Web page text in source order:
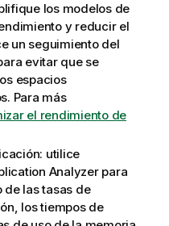
los modelos de
y reducir el
un seguimiento del
evitar que se
espacios
Para más
el rendimiento de
utilice
Analyzer para
de las tasas de
los tiempos de